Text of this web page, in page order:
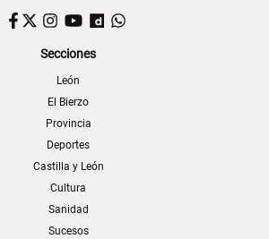
Facebook
TwitterInstagram
YouTubeDailymotion
Secciones
León
El Bierzo
Provincia
Deportes
Castilla y León
Cultura
Sanidad
Sucesos